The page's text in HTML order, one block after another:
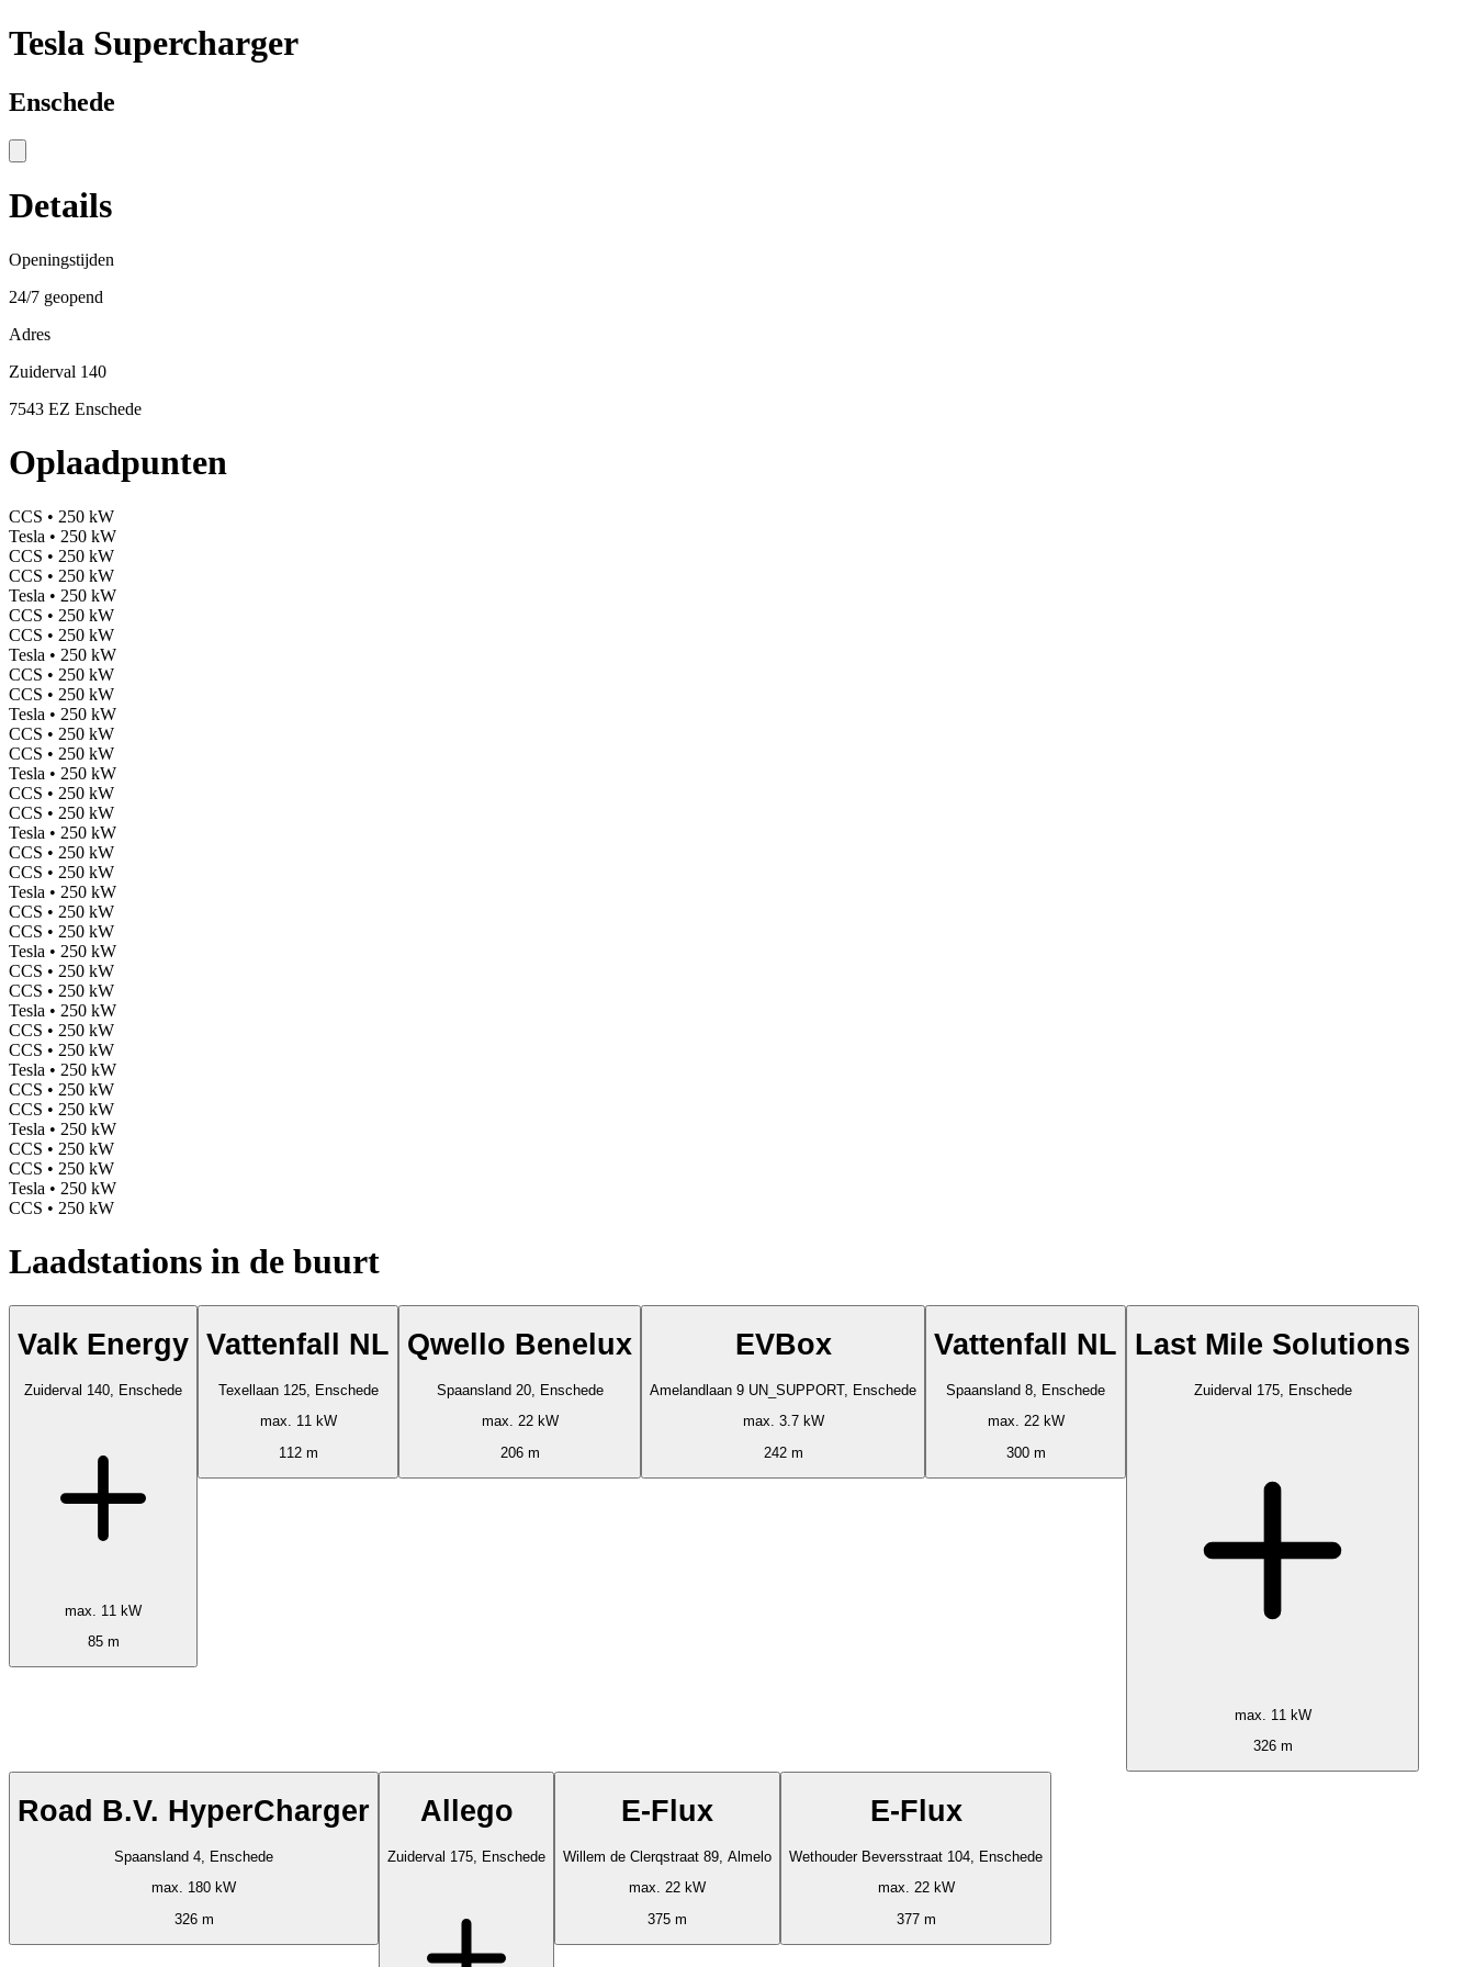
Tesla Supercharger
Enschede
Details
Openingstijden
24/7 geopend
Adres
Zuiderval 140
7543 EZ Enschede
Oplaadpunten
CCS • 250 kW
Tesla • 250 kW
CCS • 250 kW
CCS • 250 kW
Tesla • 250 kW
CCS • 250 kW
CCS • 250 kW
Tesla • 250 kW
CCS • 250 kW
CCS • 250 kW
Tesla • 250 kW
CCS • 250 kW
CCS • 250 kW
Tesla • 250 kW
CCS • 250 kW
CCS • 250 kW
Tesla • 250 kW
CCS • 250 kW
CCS • 250 kW
Tesla • 250 kW
CCS • 250 kW
CCS • 250 kW
Tesla • 250 kW
CCS • 250 kW
CCS • 250 kW
Tesla • 250 kW
CCS • 250 kW
CCS • 250 kW
Tesla • 250 kW
CCS • 250 kW
CCS • 250 kW
Tesla • 250 kW
CCS • 250 kW
CCS • 250 kW
Tesla • 250 kW
CCS • 250 kW
Laadstations in de buurt
Valk Energy
Zuiderval 140, Enschede
max. 11 kW
85 m
Vattenfall NL
Texellaan 125, Enschede
max. 11 kW
112 m
Qwello Benelux
Spaansland 20, Enschede
max. 22 kW
206 m
EVBox
Amelandlaan 9 UN_SUPPORT, Enschede
max. 3.7 kW
242 m
Vattenfall NL
Spaansland 8, Enschede
max. 22 kW
300 m
Last Mile Solutions
Zuiderval 175, Enschede
max. 11 kW
326 m
Road B.V. HyperCharger
Spaansland 4, Enschede
max. 180 kW
326 m
Allego
Zuiderval 175, Enschede
E-Flux
Willem de Clerqstraat 89, Almelo
max. 22 kW
375 m
E-Flux
Wethouder Beversstraat 104, Enschede
max. 22 kW
377 m